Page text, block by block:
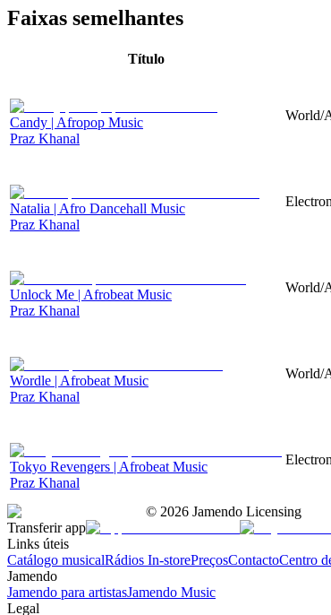
Faixas semelhantes
Título
Candy | Afropop Music
Praz Khanal
World/
Natalia | Afro Dancehall Music
Praz Khanal
Unlock Me | Afrobeat Music
Praz Khanal
World/
Wordle | Afrobeat Music
Praz Khanal
World/
Tokyo Revengers | Afrobeat Music
Praz Khanal
© 2026 Jamendo Licensing
Transferir app
Links úteis
Catálogo musicalRádios In-storePreçosContactoCentro
Jamendo
Jamendo para artistasJamendo Music
Legal